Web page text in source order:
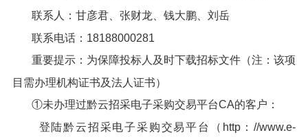
联系人：甘彦君、张财龙、钱大鹏、刘岳
联系电话：18188000281
重要提示：为保障投标人及时下载招标文件（注：该项
目需办理机构证书及法人证书）
①未办理过黔云招采电子采购交易平台CA的客户：
登陆黔云招采电子采购交易平台（http：//www.e-